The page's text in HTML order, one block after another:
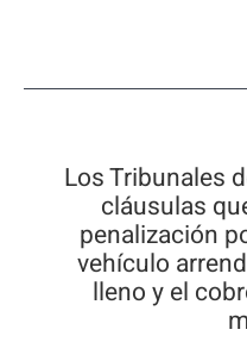
Los Tribunales
cláusulas
penalización
vehículo
lleno y el